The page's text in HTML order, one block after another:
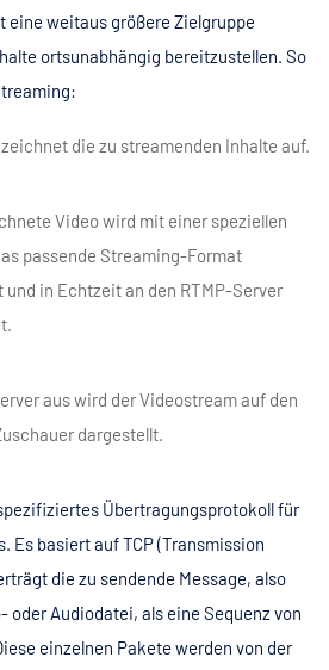
eine weitaus größere Zielgruppe
ortsunabhängig bereitzustellen. So
die zu streamenden Inhalte auf.
Video wird mit einer speziellen
passende Streaming-Format
und in Echtzeit an den RTMP-Server
aus wird der Videostream auf den
dargestellt.
Übertragungsprotokoll für
Es basiert auf TCP (Transmission
die zu sendende Message, also
oder Audiodatei, als eine Sequenz von
einzelnen Pakete werden von der